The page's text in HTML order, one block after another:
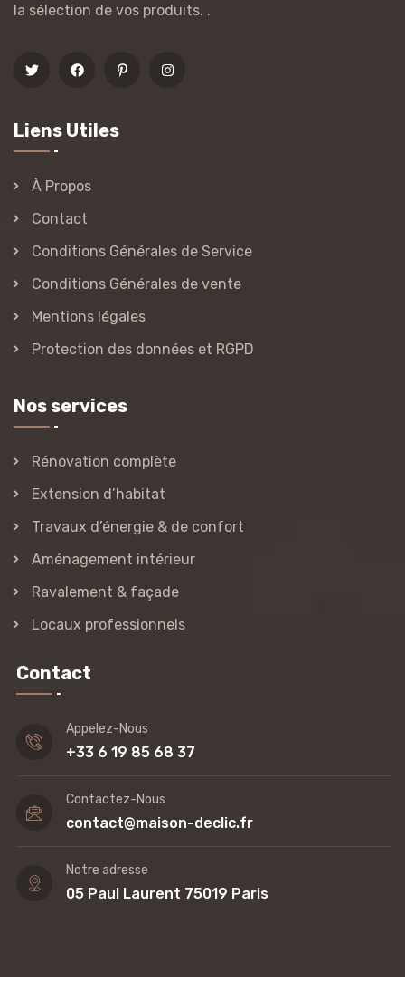
la sélection de vos produits. .
Liens Utiles
À Propos
Contact
Conditions Générales de Service
Conditions Générales de vente
Mentions légales
Protection des données et RGPD
Nos services
Rénovation complète
Extension d’habitat
Travaux d’énergie & de confort
Aménagement intérieur
Ravalement & façade
Locaux professionnels
Contact
Appelez-Nous
+33 6 19 85 68 37
Contactez-Nous
contact@maison-declic.fr
Notre adresse
05 Paul Laurent 75019 Paris